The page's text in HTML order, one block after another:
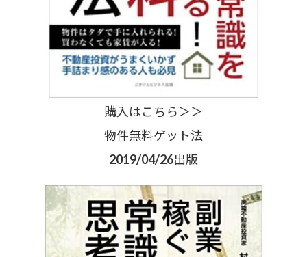
購入はこちら＞＞
物件無料ゲット法
2019/04/26出版